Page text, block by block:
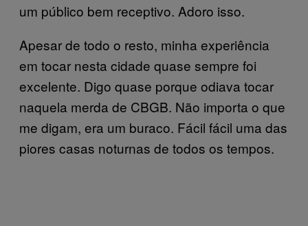
um público bem receptivo. Adoro isso.
Apesar de todo o resto, minha experiência
em tocar nesta cidade quase sempre foi
excelente. Digo quase porque odiava tocar
naquela merda de CBGB. Não importa o que
me digam, era um buraco. Fácil fácil uma das
piores casas noturnas de todos os tempos.